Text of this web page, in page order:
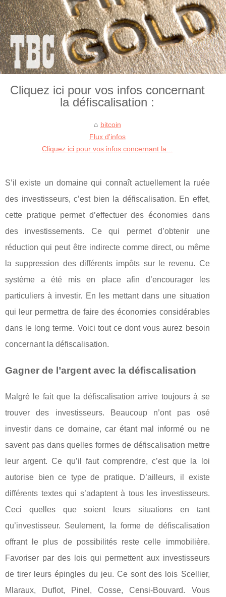
Cliquez ici pour vos infos concernant
la défiscalisation :
bitcoin
Flux d'infos
Cliquez ici pour vos infos concernant la...
S’il existe un domaine qui connaît actuellement la ruée
des investisseurs, c’est bien la défiscalisation. En effet,
cette pratique permet d’effectuer des économies dans
des investissements. Ce qui permet d’obtenir une
réduction qui peut être indirecte comme direct, ou même
la suppression des différents impôts sur le revenu. Ce
système a été mis en place afin d’encourager les
particuliers à investir. En les mettant dans une situation
qui leur permettra de faire des économies considérables
dans le long terme. Voici tout ce dont vous aurez besoin
concernant la défiscalisation.
Gagner de l’argent avec la défiscalisation
Malgré le fait que la défiscalisation arrive toujours à se
trouver des investisseurs. Beaucoup n’ont pas osé
investir dans ce domaine, car étant mal informé ou ne
savent pas dans quelles formes de défiscalisation mettre
leur argent. Ce qu’il faut comprendre, c’est que la loi
autorise bien ce type de pratique. D’ailleurs, il existe
différents textes qui s’adaptent à tous les investisseurs.
Ceci quelles que soient leurs situations en tant
qu’investisseur. Seulement, la forme de défiscalisation
offrant le plus de possibilités reste celle immobilière.
Favoriser par des lois qui permettent aux investisseurs
de tirer leurs épingles du jeu. Ce sont des lois Scellier,
Mlaraux, Duflot, Pinel, Cosse, Censi-Bouvard. Vous